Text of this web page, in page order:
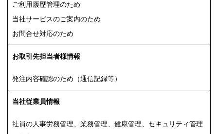
ご利用履歴管理のため
当社サービスのご案内のため
お問合せ対応のため
お取引先担当者様情報
発注内容確認のため（通信記録等）
当社従業員情報
社員の人事労務管理、業務管理、健康管理、セキュリティ管理